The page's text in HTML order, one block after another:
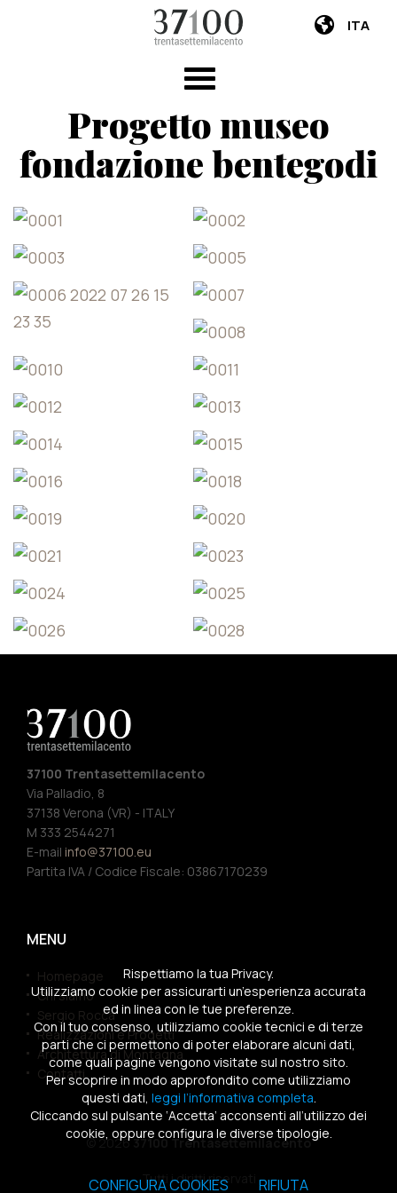
ITA
Progetto museo
fondazione bentegodi
37100 Trentasettemilacento
Via Palladio, 8
37138 Verona (VR) - ITALY
M 333 2544271
E-mail info@37100.eu
Partita IVA / Codice Fiscale: 03867170239
MENU
Homepage
Chi siamo
Sergio Rocca
Realizzazioni e Progetti
Architettura di Montagna
Contatti
© 202637100 Trentasettemilacento
Tutti i diritti riservati
Rispettiamo la tua Privacy.
Utilizziamo cookie per assicurarti un’esperienza accurata
ed in linea con le tue preferenze.
Con il tuo consenso, utilizziamo cookie tecnici e di terze
parti che ci permettono di poter elaborare alcuni dati,
come quali pagine vengono visitate sul nostro sito.
Per scoprire in modo approfondito come utilizziamo
questi dati, leggi l’informativa completa.
Cliccando sul pulsante ‘Accetta’ acconsenti all’utilizzo dei
cookie, oppure configura le diverse tipologie.
CONFIGURA COOKIES RIFIUTA